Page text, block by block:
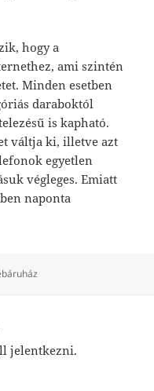
hogy a
ami szintén
Minden esetben
daraboktól
is kapható.
váltja ki, illetve azt
egyetlen
végleges. Emiatt
naponta
jelentkezni.